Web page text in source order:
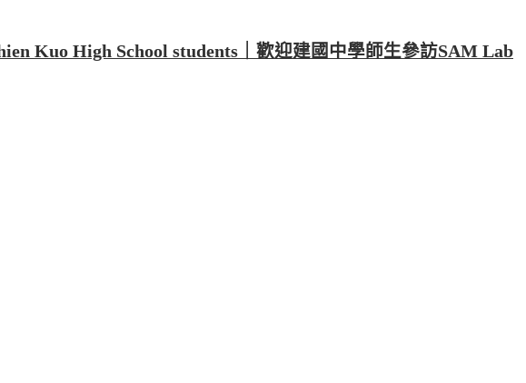
Kuo High School students｜歡迎建國中學師生參訪SAM Lab